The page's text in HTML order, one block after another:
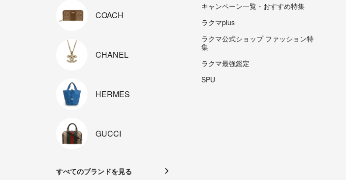
COACH
CHANEL
HERMES
GUCCI
すべてのブランドを見る
キャンペーン一覧・おすすめ特集
ラクマplus
ラクマ公式ショップ ファッション特
集
ラクマ最強鑑定
SPU